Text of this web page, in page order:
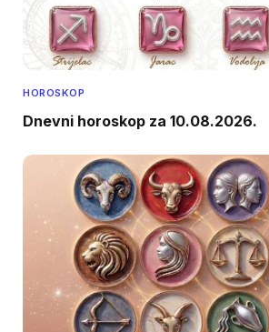
HOROSKOP
Dnevni horoskop za 10.08.2026.